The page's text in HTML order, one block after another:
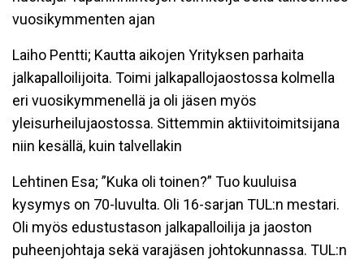
vuosikymmenten ajan
Laiho Pentti; Kautta aikojen Yrityksen parhaita
jalkapalloilijoita. Toimi jalkapallojaostossa kolmella
eri vuosikymmenellä ja oli jäsen myös
yleisurheilujaostossa. Sittemmin aktiivitoimitsijana
niin kesällä, kuin talvellakin
Lehtinen Esa; ”Kuka oli toinen?” Tuo kuuluisa
kysymys on 70-luvulta. Oli 16-sarjan TUL:n mestari.
Oli myös edustustason jalkapalloilija ja jaoston
puheenjohtaja sekä varajäsen johtokunnassa. TUL:n